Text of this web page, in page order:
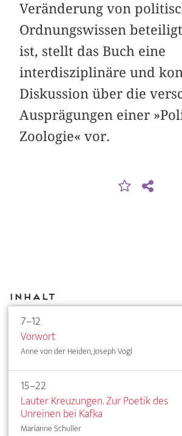
Veränderung von
Ordnungswissen
ist, stellt das Buch eine
interdisziplinäre und
Diskussion über die
Ausprägungen einer
Zoologie« vor.
Inhalt
7–12
Vorwort
Anne von der Heiden, Joseph Vogl
15–22
Lauter Kreuzungen. Zur Poetik des
Unreinen bei Kafka
Marianne Schuller